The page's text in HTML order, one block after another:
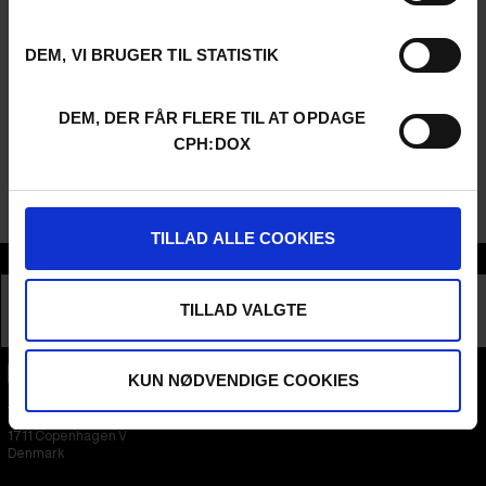
DEM, VI BRUGER TIL STATISTIK
DEM, DER FÅR FLERE TIL AT OPDAGE
CPH:DOX
TILLAD ALLE COOKIES
TILLAD VALGTE
KUN NØDVENDIGE COOKIES
Nogle installationer starter på bestemte tidspunkter og har
begrænset kapacitet. Tilmelding sker efter først-til-mølle-
Hvis du har spørgsmål om udstillingen eller tilgængelighed,
kan du skrive til interactive@cphdox.dk
Udstillingen finder sted på Kunsthal Charlottenborg. Gå op på
du når udstillingsområdet.
1711 Copenhagen V
Denmark